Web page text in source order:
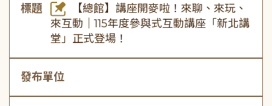
標題
【總館】講座開麥啦！來聊、來玩、
來互動｜115年度參與式互動講座「新北講
堂」正式登場！
發布單位